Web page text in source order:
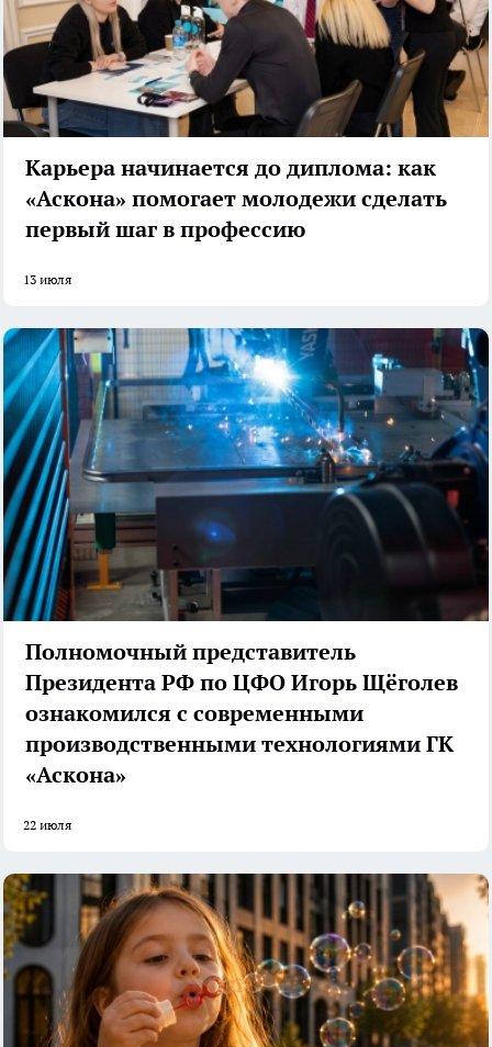
Карьера начинается до диплома: как
«Аскона» помогает молодежи сделать
первый шаг в профессию
13 июля
Полномочный представитель
Президента РФ по ЦФО Игорь Щёголев
ознакомился с современными
производственными технологиями ГК
«Аскона»
22 июля